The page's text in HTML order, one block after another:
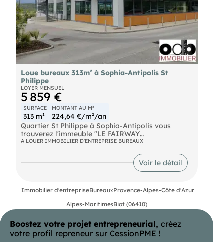
Loue bureaux 313m² à Sophia-Antipolis St
Philippe
LOYER MENSUEL
5 859 €
SURFACE
313 m²
MONTANT AU M²
224,64 €/m²/an
Quartier St Philippe à Sophia-Antipolis vous
trouverez l'immeuble "LE FAIRWAY
- Bât. 3
Reste un lot de 312.50 m² livré en open space avec
Rooftop accessible.
A LOUER IMMOBILIER D'ENTREPRISE BUREAUX
Voir le détail
Immobilier d'entrepriseBureauxProvence-Alpes-Côte d'Azur
Alpes-MaritimesBiot (06410)
Boostez votre projet entrepreneurial, créez
votre profil repreneur sur CessionPME !